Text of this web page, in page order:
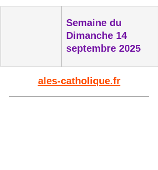
Semaine du
Dimanche 14
septembre 2025
ales-catholique.fr